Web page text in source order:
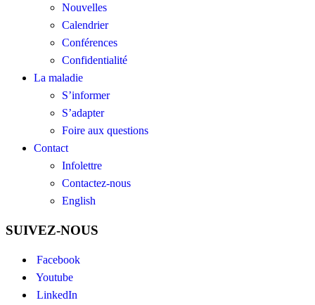
Nouvelles
Calendrier
Conférences
Confidentialité
La maladie
S’informer
S’adapter
Foire aux questions
Contact
Infolettre
Contactez-nous
English
SUIVEZ-NOUS
Facebook
Youtube
LinkedIn